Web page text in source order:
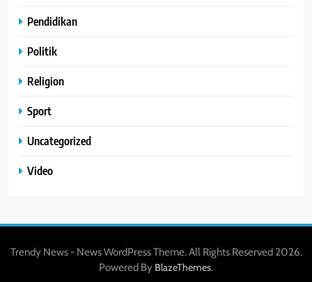
Pendidikan
Politik
Religion
Sport
Uncategorized
Video
Trendy News - News WordPress Theme. All Rights Reserved 2026.
Powered By BlazeThemes.